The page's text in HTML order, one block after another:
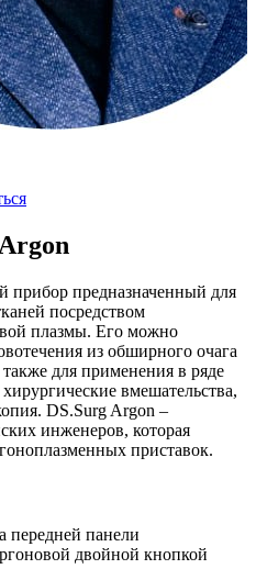
прибор предназначенный для
посредством
плазмы. Его можно
из обширного очага
для применения в ряде
вмешательства,
DS.Surg Argon –
инженеров, которая
приставок.
панели
двойной кнопкой